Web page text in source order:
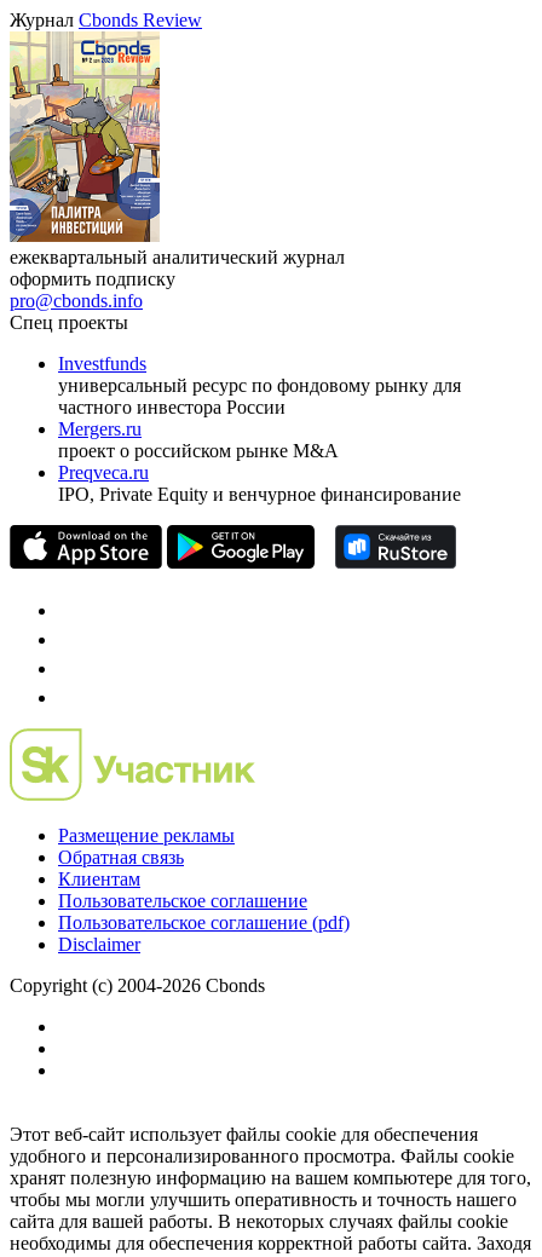
VIII международная конференция «Рынок капитала
Республики Узбекистан»
17.09.2026, Ташкент
ЖурналCbonds Review
оформить подписку
pro@cbonds.info
Спец проекты
Investfunds
универсальный ресурс по фондовому рынку для
частного инвестора России
проект о российском рынке M&A
Preqveca.ru
Размещение рекламы
Обратная связь
Пользовательское соглашение
Copyright (c) 2004-2026 Cbonds
Этот веб-сайт использует файлы cookie для обеспечения
удобного и персонализированного просмотра. Файлы cookie